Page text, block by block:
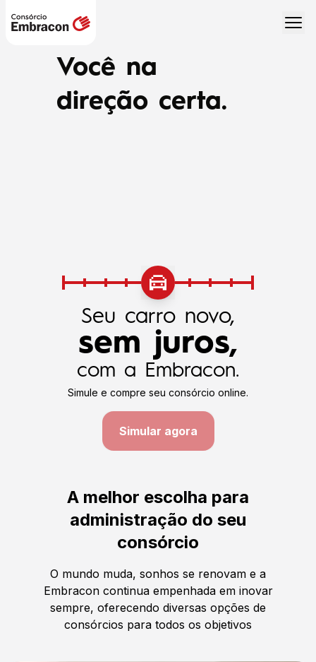
Você na
direção certa.
Seu carro novo,
sem juros,
com a Embracon.
Simule e compre seu consórcio online.
Simular agora
A melhor escolha para
administração do seu
consórcio
O mundo muda, sonhos se renovam e a
Embracon continua empenhada em inovar
sempre, oferecendo diversas opções de
consórcios para todos os objetivos